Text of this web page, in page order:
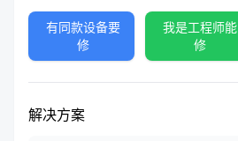
有同款设备要
修
我是工程师能
修
解决方案